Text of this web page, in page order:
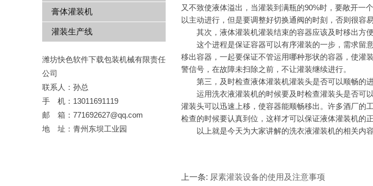
膏体灌装机
灌装生产线
潍坊快色软件下载包装机械有限责任
公司
联系人：孙总
手 机：13011691119
邮 箱：771692627@qq.com
地 址：青州东坝工业园
又不致使液体溢出，当灌装到满瓶的90%时，要敞开
以主动进行，但是要调整好切换通阀的时刻，否则很容易
其次，液体灌装机灌装结束的容器应该及时移出方
这个进程是保证容器可以有序灌装的一步，需求留
移出容器，一起要保证不管运用哪种形状的容器
警信号，在故障未扫除之前，不让灌装继续进行。
第三，及时检查液体灌装机灌装头是否可以顺畅的
运用洗衣液灌装机的时候要及时检查灌装头是否可以顺畅
灌装头可以迅速上移，使容器能顺畅移出。许多酒厂
检查的时候要认真到位，这样才可以保证液体灌装机的正常工
以上就是今天为大家讲解的洗衣液灌装机的相关内容
上一条: 尿素灌装设备的使用及注意事项